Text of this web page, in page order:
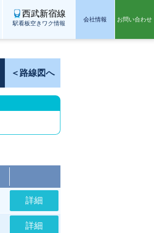
会社情報 お問い合わせ
西武新宿線
駅看板空きワク情報
＜路線図へ
詳細
詳細